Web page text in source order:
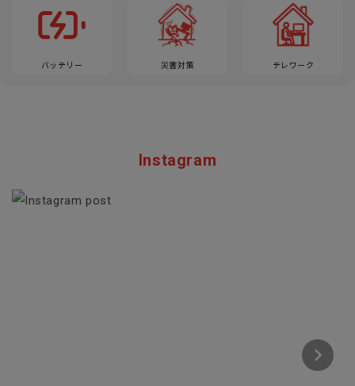
バッテリー 災害対策 テレワーク
Instagram